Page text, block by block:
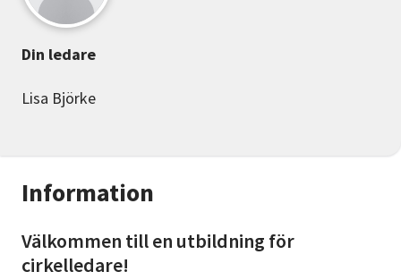
Information
Välkommen till en utbildning för
cirkelledare!
Din ledare
Lisa Björke